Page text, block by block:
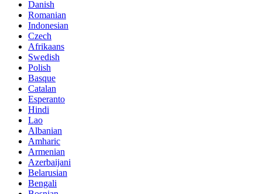
Danish
Romanian
Indonesian
Czech
Afrikaans
Swedish
Polish
Basque
Catalan
Esperanto
Hindi
Lao
Albanian
Amharic
Armenian
Azerbaijani
Belarusian
Bengali